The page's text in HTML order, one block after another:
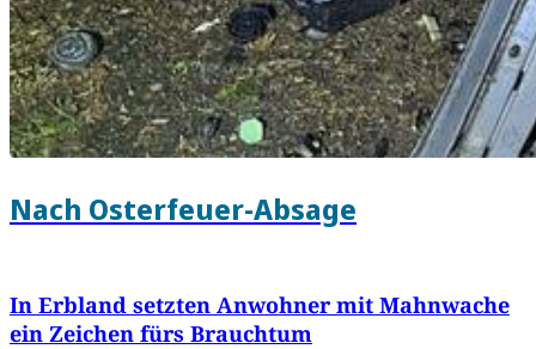
Nach Osterfeuer-Absage
In Erbland setzten Anwohner mit Mahnwache
ein Zeichen fürs Brauchtum